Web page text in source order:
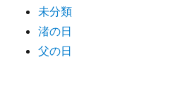
未分類
渚の日
父の日